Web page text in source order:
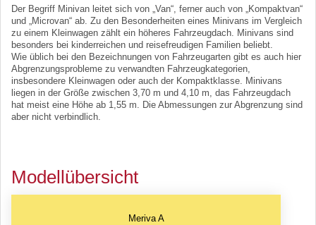
Der Begriff Minivan leitet sich von „Van“, ferner auch von „Kompaktvan“
und „Microvan“ ab. Zu den Besonderheiten eines Minivans im Vergleich
zu einem Kleinwagen zählt ein höheres Fahrzeugdach. Minivans sind
besonders bei kinderreichen und reisefreudigen Familien beliebt.
Wie üblich bei den Bezeichnungen von Fahrzeugarten gibt es auch hier
Abgrenzungsprobleme zu verwandten Fahrzeugkategorien,
insbesondere Kleinwagen oder auch der Kompaktklasse. Minivans
liegen in der Größe zwischen 3,70 m und 4,10 m, das Fahrzeugdach
hat meist eine Höhe ab 1,55 m. Die Abmessungen zur Abgrenzung sind
aber nicht verbindlich.
Modellübersicht
Meriva A